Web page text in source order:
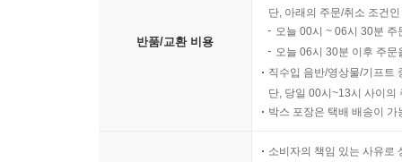
반품/교환 비용
단, 아래의 주문/취소 조건
오늘 00시 ~ 06시 30분
오늘 06시 30분 이후 주
직수입 음반/영상물/기프트
단, 당일 00시~13시 사이의
박스 포장은 택배 배송이
소비자의 책임 있는 사유로